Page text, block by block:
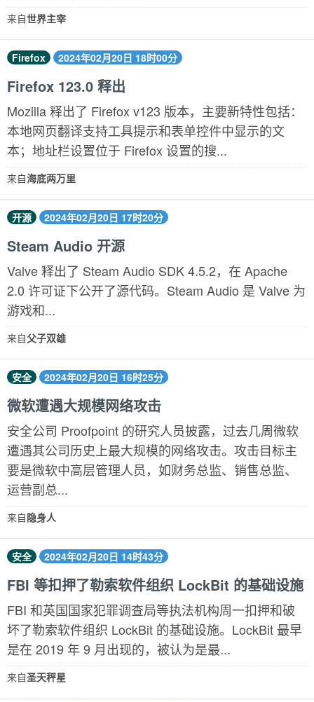
来自世界主宰
Firefox 2024年02月20日 18时00分
Firefox 123.0 释出
Mozilla 释出了 Firefox v123 版本，主要新特性包括：
本地网页翻译支持工具提示和表单控件中显示的文
本；地址栏设置位于 Firefox 设置的搜...
来自海底两万里
开源 2024年02月20日 17时20分
Steam Audio 开源
Valve 释出了 Steam Audio SDK 4.5.2，在 Apache
2.0 许可证下公开了源代码。Steam Audio 是 Valve 为
游戏和...
来自父子双雄
安全 2024年02月20日 16时25分
微软遭遇大规模网络攻击
安全公司 Proofpoint 的研究人员披露，过去几周微软
遭遇其公司历史上最大规模的网络攻击。攻击目标主
要是微软中高层管理人员，如财务总监、销售总监、
运营副总...
来自隐身人
安全 2024年02月20日 14时43分
FBI 等扣押了勒索软件组织 LockBit 的基础设施
FBI 和英国国家犯罪调查局等执法机构周一扣押和破
坏了勒索软件组织 LockBit 的基础设施。LockBit 最早
是在 2019 年 9 月出现的，被认为是最...
来自圣天秤星